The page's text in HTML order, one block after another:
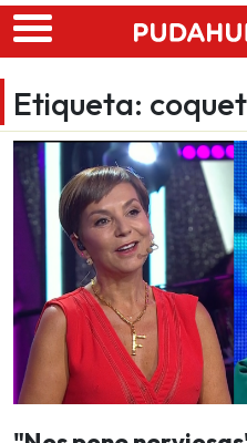
Skip to main content
Etiqueta: